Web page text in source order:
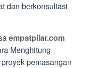
dan berkonsultasi
empatpilar.com
Menghitung
pemasangan